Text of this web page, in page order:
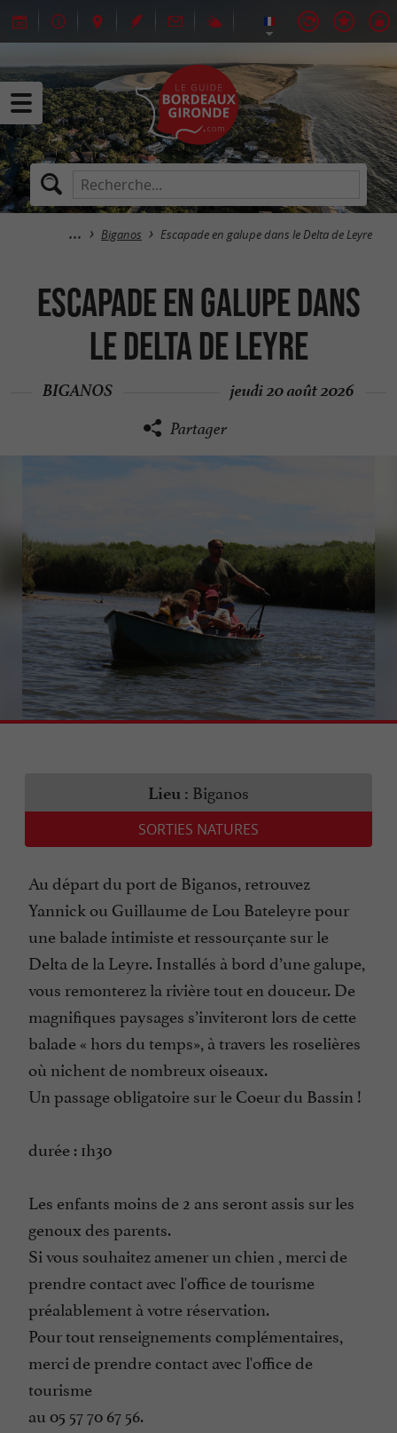
Biganos Escapade en galupe dans le Delta de Leyre
Escapade en galupe dans
le Delta de Leyre
BIGANOS jeudi 20 août 2026
Partager
Lieu : Biganos
SORTIES NATURES
Au départ du port de Biganos, retrouvez
Yannick ou Guillaume de Lou Bateleyre pour
une balade intimiste et ressourçante sur le
Delta de la Leyre. Installés à bord d’une galupe,
vous remonterez la rivière tout en douceur. De
magnifiques paysages s’inviteront lors de cette
balade « hors du temps», à travers les roselières
où nichent de nombreux oiseaux.
Un passage obligatoire sur le Coeur du Bassin !
durée : 1h30
Les enfants moins de 2 ans seront assis sur les
genoux des parents.
Si vous souhaitez amener un chien , merci de
prendre contact avec l'office de tourisme
préalablement à votre réservation.
Pour tout renseignements complémentaires,
merci de prendre contact avec l'office de
tourisme
au 05 57 70 67 56.